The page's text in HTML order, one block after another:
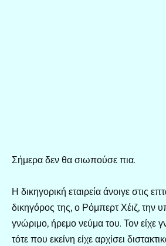
Σήμερα δεν θα σιωπούσε πια.
Η δικηγορική εταιρεία άνοιγε στις
δικηγόρος της, ο Ρόμπερτ Χέιζ, την
γνώριμο, ήρεμο νεύμα του. Τον είχε
τότε που εκείνη είχε αρχίσει